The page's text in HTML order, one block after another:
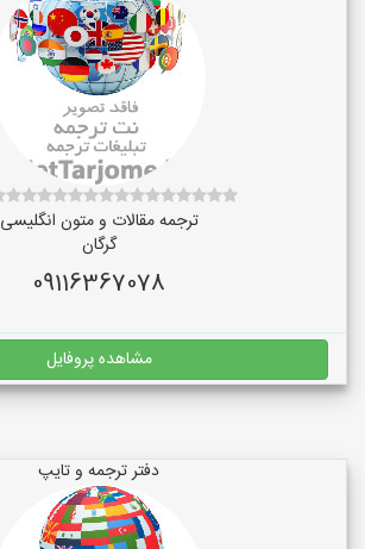
ترجمه مقالات و متون انگلیسی
گرگان
09116367078
مشاهده پروفایل
دفتر ترجمه و تایپ